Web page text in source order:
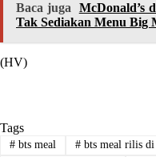
Baca juga
McDonald’s
Tak Sediakan Menu Big
(HV)
Tags
#bts meal #bts meal rilis di